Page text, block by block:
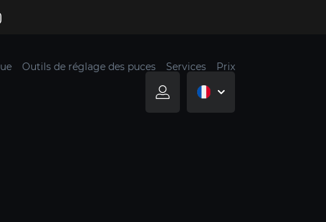
Outils de réglage des puces Services Prix